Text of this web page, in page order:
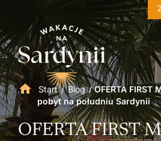
Start/Blog/OFERTA FIRST
pobyt na południu Sardynii
OFERTA FIRST